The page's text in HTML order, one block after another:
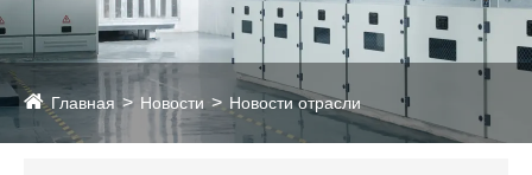
Главная Новости Новости отрасли